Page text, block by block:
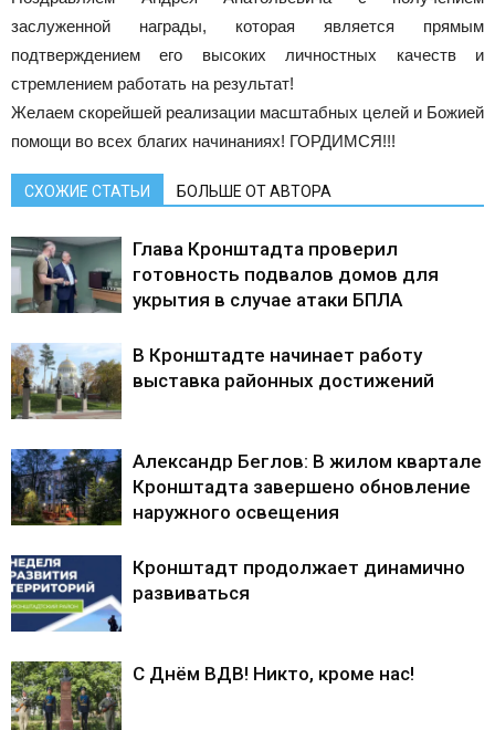
заслуженной награды, которая является прямым
подтверждением его высоких личностных качеств и
стремлением работать на результат!
Желаем скорейшей реализации масштабных целей и Божией
помощи во всех благих начинаниях! ГОРДИМСЯ!!!
СХОЖИЕ СТАТЬИ БОЛЬШЕ ОТ АВТОРА
Глава Кронштадта проверил
готовность подвалов домов для
укрытия в случае атаки БПЛА
В Кронштадте начинает работу
выставка районных достижений
Александр Беглов: В жилом квартале
Кронштадта завершено обновление
наружного освещения
Кронштадт продолжает динамично
развиваться
С Днём ВДВ! Никто, кроме нас!